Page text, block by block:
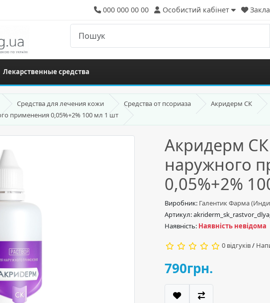
000 000 00 00 Особистий кабінет
Лекарственные средства
Средства для лечения кожи Средства от псориаза
Акридерм СК
применения 0,05%+2% 100 мл 1 шт
Акридерм
наружного
0,05%+2%
Виробник: Галентик Фарма
Артикул:
Наявність: Наявність невідома
0 відгуків/
790грн.